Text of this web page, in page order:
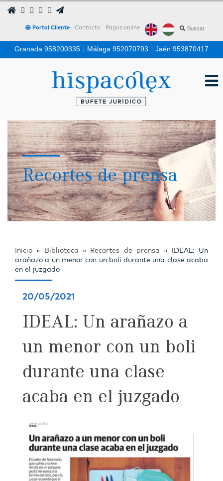
Portal Cliente Contacto Pagos online
Granada 958200335 | Málaga 952070793 | Jaén 953870417
Recortes de prensa
Inicio » Biblioteca » Recortes de prensa »
IDEAL: Un
arañazo a un menor con un boli durante una clase acaba
en el juzgado
20/05/2021
IDEAL: Un arañazo a
un menor con un boli
durante una clase
acaba en el juzgado